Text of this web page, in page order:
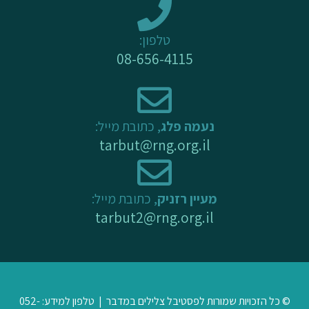
k
-
f
טלפון:
08-656-4115
נעמה פלג, כתובת מייל:
tarbut@rng.org.il
מעיין רזניק, כתובת מייל:
tarbut2@rng.org.il
© כל הזכויות שמורות לפסטיבל צלילים במדבר | טלפון למידע: 052-